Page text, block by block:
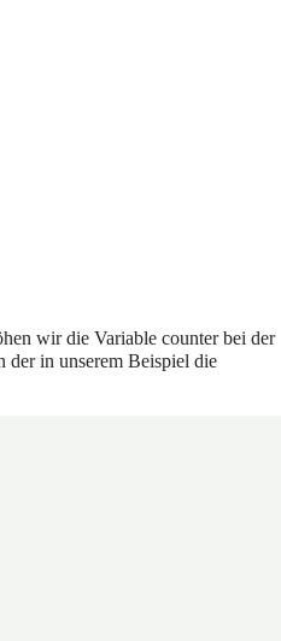
wir die Variable counter bei der
der in unserem Beispiel die